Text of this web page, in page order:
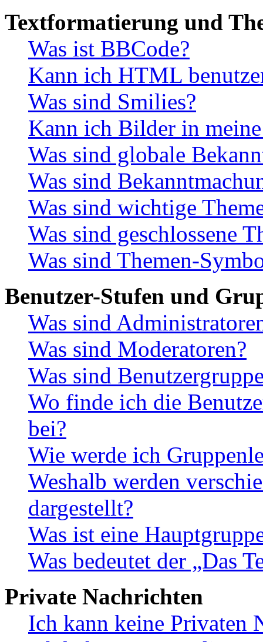
Textformatierung und
Was ist BBCode?
Kann ich HTML
Was sind Smilies?
Kann ich Bilder in
Was sind globale
Was sind
Was sind wichtige
Was sind geschlossene
Was sind Themen-
Benutzer-Stufen und
Was sind
Was sind Moderatoren?
Was sind
Wo finde ich die
bei?
Wie werde ich
Weshalb werden
dargestellt?
Was ist eine
Was bedeutet der „Das
Private Nachrichten
Ich kann keine Privaten